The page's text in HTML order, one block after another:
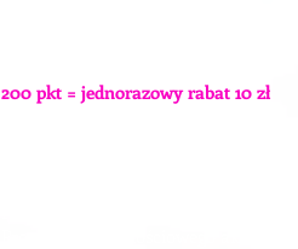
200 pkt = jednorazowy rabat 10 zł